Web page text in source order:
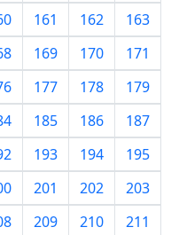
161 162
163
169 170
171
177 178
179
185 186
187
193 194
195
201 202
203
209 210
211